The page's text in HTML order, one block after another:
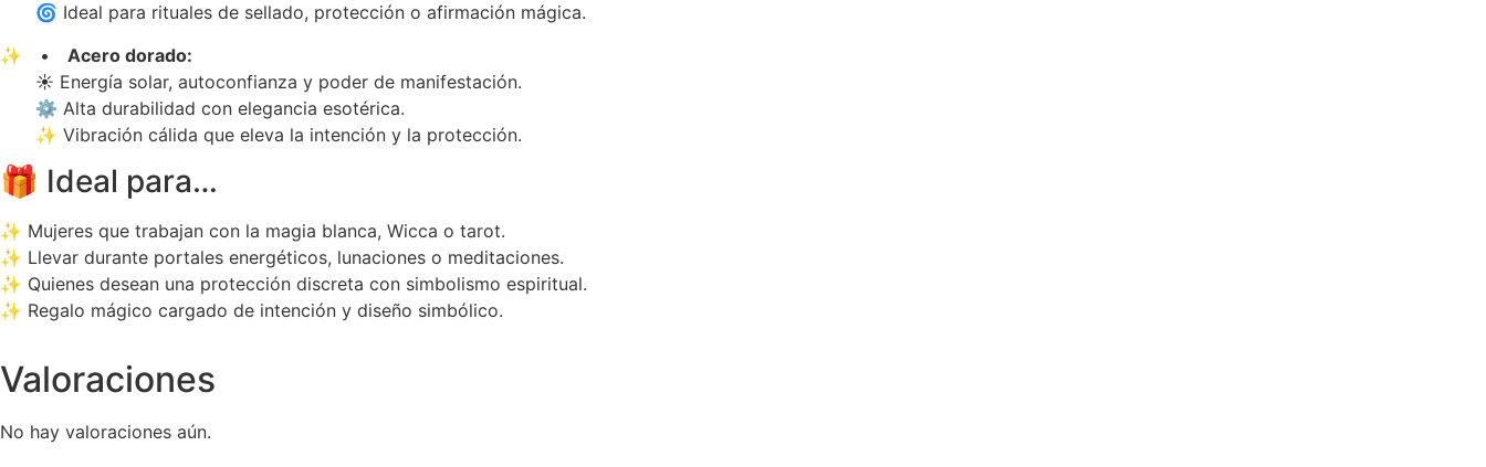
🌀 Ideal para rituales de sellado, protección o afirmación mágica.
✨ • Acero dorado:
☀️ Energía solar, autoconfianza y poder de manifestación.
⚙️ Alta durabilidad con elegancia esotérica.
✨ Vibración cálida que eleva la intención y la protección.
🎁 Ideal para…
✨ Mujeres que trabajan con la magia blanca, Wicca o tarot.
✨ Llevar durante portales energéticos, lunaciones o meditaciones.
✨ Quienes desean una protección discreta con simbolismo espiritual.
✨ Regalo mágico cargado de intención y diseño simbólico.
Valoraciones
No hay valoraciones aún.